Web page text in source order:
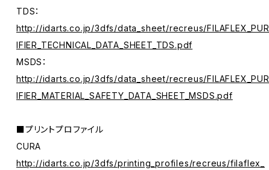
TDS：
http://idarts.co.jp/3dfs/data_sheet/recreus/FILAFLEX_PUR
IFIER_TECHNICAL_DATA_SHEET_TDS.pdf
MSDS：
http://idarts.co.jp/3dfs/data_sheet/recreus/FILAFLEX_PUR
IFIER_MATERIAL_SAFETY_DATA_SHEET_MSDS.pdf
■プリントプロファイル
CURA
http://idarts.co.jp/3dfs/printing_profiles/recreus/filaflex_